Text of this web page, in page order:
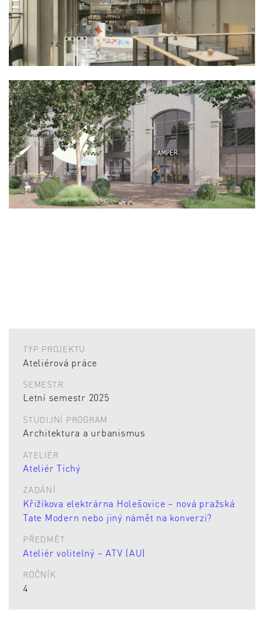
TYP PROJEKTU
Ateliérová práce
SEMESTR
Letní semestr 2025
STUDIJNÍ PROGRAM
Architektura a urbanismus
ATELIÉR
Ateliér Tichý
ZADÁNÍ
Křižíkova elektrárna Holešovice – nová pražská
Tate Modern nebo jiný námět na konverzi?
PŘEDMĚT
Ateliér volitelný – ATV (AU)
ROČNÍK
4